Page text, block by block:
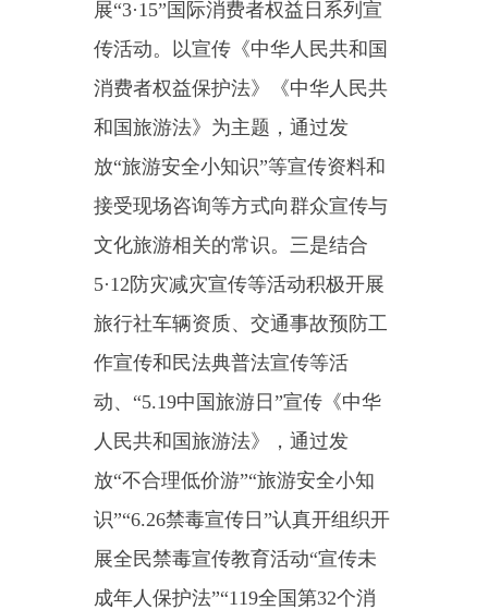
关进行宣传。
（六）落实好“双减”工作。我
局加大“双减”规范管理力度，确保
文化艺术、体育类“双减”工作落地
生根。对我县2家文化艺术培训中
完毕。
（七）协助做好文化市场综合
旅局在我县调研乌恰县文化市场综
合执法队队伍建设、业务提升、基
础保障、健全机制和其他方面情
况。对于调研反馈的问题，我局高
度重视，对于我局能够解决的问题
及时进行解决；超出我局职责范围